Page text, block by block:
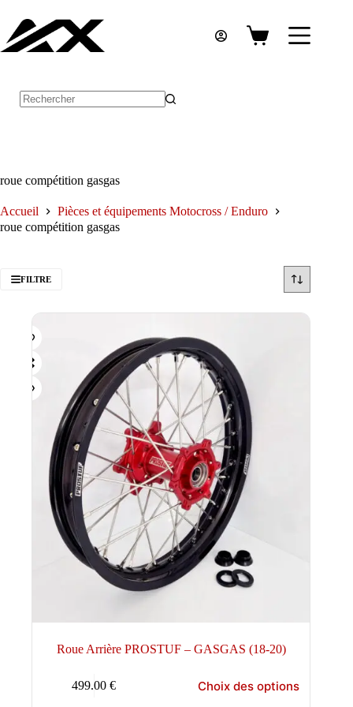
contenu
Panier
roue compétition gasgas
Accueil
Pièces et équipements Motocross / Enduro
roue compétition gasgas
FILTRE
Roue Arrière PROSTUF – GASGAS (18-20)
499.00€ Choix des options